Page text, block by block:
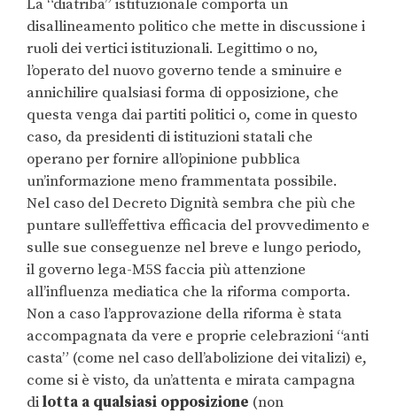
La “diatriba” istituzionale comporta un
disallineamento politico che mette in discussione i
ruoli dei vertici istituzionali. Legittimo o no,
l’operato del nuovo governo tende a sminuire e
annichilire qualsiasi forma di opposizione, che
questa venga dai partiti politici o, come in questo
caso, da presidenti di istituzioni statali che
operano per fornire all’opinione pubblica
un’informazione meno frammentata possibile.
Nel caso del Decreto Dignità sembra che più che
puntare sull’effettiva efficacia del provvedimento e
sulle sue conseguenze nel breve e lungo periodo,
il governo lega-M5S faccia più attenzione
all’influenza mediatica che la riforma comporta.
Non a caso l’approvazione della riforma è stata
accompagnata da vere e proprie celebrazioni “anti
casta” (come nel caso dell’abolizione dei vitalizi) e,
come si è visto, da un’attenta e mirata campagna
dilotta a qualsiasi opposizione (non